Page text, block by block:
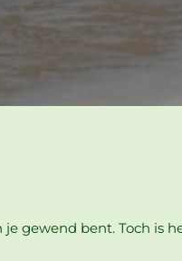
gewend bent. Toch is